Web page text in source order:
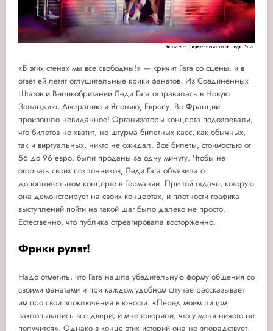
«В этих стенах мы все свободны!» — кричит Гага со сцены, и в
ответ ей летят оглушительные крики фанатов. Из Соединенных
Штатов и Великобритании Леди Гага отправилась в Новую
Зеландию, Австралию и Японию, Европу. Во Франции
произошло невиданное! Организаторы концерта подозревали,
что билетов не хватит, но штурма билетных касс, как обычных,
так и виртуальных, никто не ожидал. Все билеты, стоимостью от
56 до 96 евро, были проданы за одну минуту. Чтобы не
огорчать своих поклонников, Леди Гага объявила о
дополнительном концерте в Германии. При той отдаче, которую
она демонстрирует на своих концертах, и плотности графика
выступлений пойти на такой шаг было далеко не просто.
Естественно, что публика отреагировала восторженно.
Фрики рулят!
Надо отметить, что Гага нашла убедительную форму общения со
своими фанатами и при каждом удобном случае рассказывает
им про свои злоключения в юности: «Перед моим лицом
захлопывались все двери, и мне говорили, что у меня ничего не
получится». Однако в конце этих историй она не злорадствует,